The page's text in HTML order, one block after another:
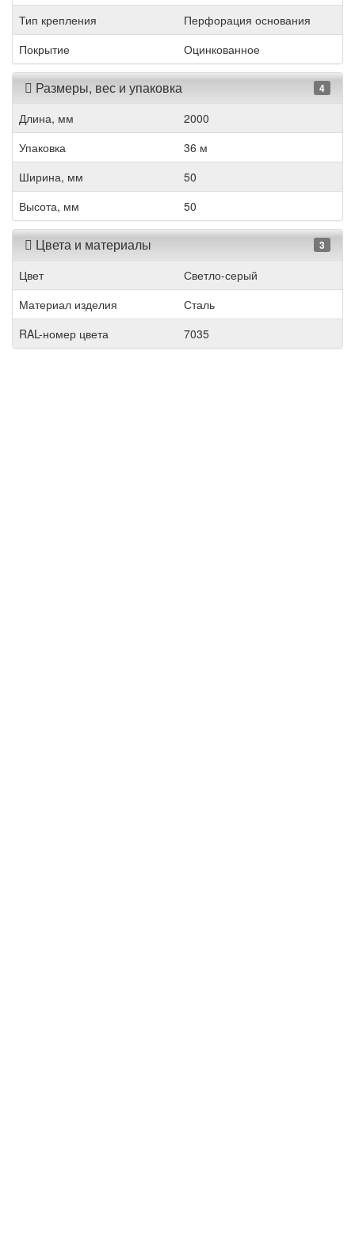
Тип крепления
Перфорация основания
Покрытие
Оцинкованное
Размеры, вес и упаковка 4
Длина, мм
2000
Упаковка
36 м
Ширина, мм
50
Высота, мм
50
Цвета и материалы 3
Цвет
Светло-серый
Материал изделия
Сталь
RAL-номер цвета
7035